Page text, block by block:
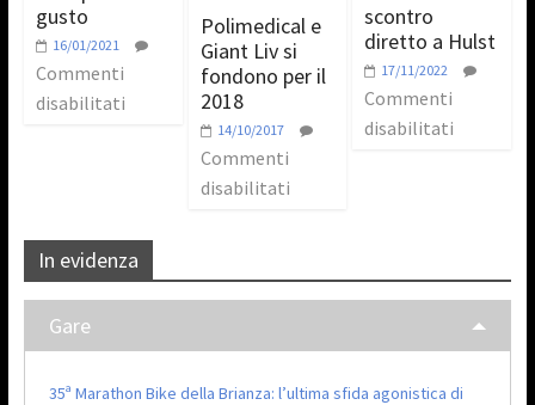
gusto
16/01/2021
Commenti
disabilitati
Polimedical e
Giant Liv si
fondono per il
2018
14/10/2017
Commenti
disabilitati
scontro
diretto a Hulst
17/11/2022
Commenti
disabilitati
In evidenza
Gare
35ª Marathon Bike della Brianza: l’ultima sfida agonistica di